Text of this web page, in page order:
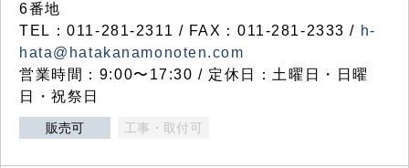
6番地
TEL：011-281-2311 / FAX：011-281-2333 / h-
hata@hatakanamonoten.com
営業時間：9:00〜17:30 / 定休日：土曜日・日曜
日・祝祭日
販売可 工事・取付可